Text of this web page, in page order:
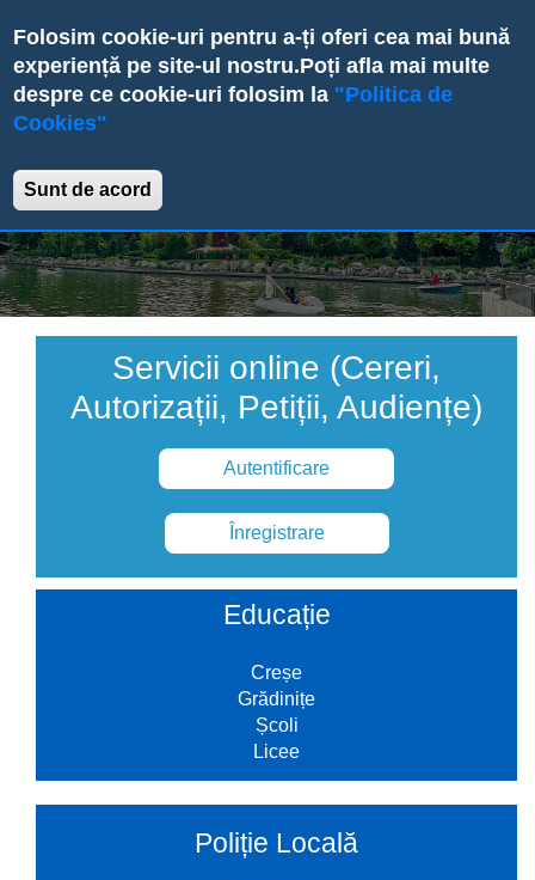
Folosim cookie-uri pentru a-ți oferi cea mai bună
experiență pe site-ul nostru.Poți afla mai multe
despre ce cookie-uri folosim la "Politica de
Cookies"
Sunt de acord
to
main
content
Primăria Sectorului 6
Servicii online (Cereri,
Autorizații, Petiții, Audiențe)
Autentificare
Înregistrare
Educație
Creșe
Grădinițe
Școli
Licee
Poliție Locală